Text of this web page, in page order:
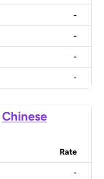
-
-
-
-
Chinese
Rate
-